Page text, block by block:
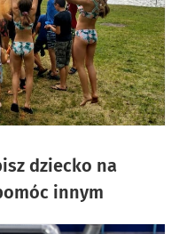
dziecko na
innym